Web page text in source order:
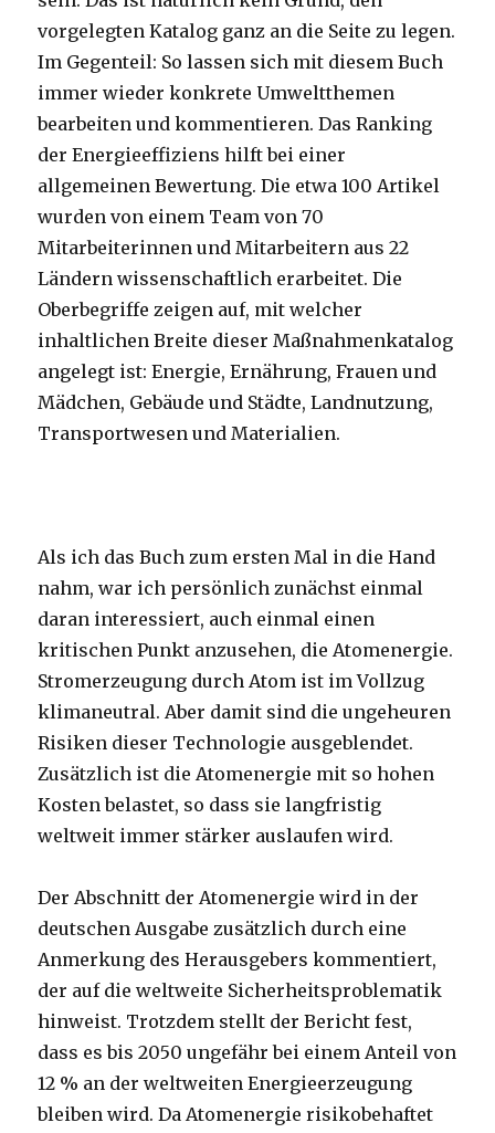
vorgelegten Katalog ganz an die Seite zu legen.
Im Gegenteil: So lassen sich mit diesem Buch
immer wieder konkrete Umweltthemen
bearbeiten und kommentieren. Das Ranking
der Energieeffiziens hilft bei einer
allgemeinen Bewertung. Die etwa 100 Artikel
wurden von einem Team von 70
Mitarbeiterinnen und Mitarbeitern aus 22
Ländern wissenschaftlich erarbeitet. Die
Oberbegriffe zeigen auf, mit welcher
inhaltlichen Breite dieser Maßnahmenkatalog
angelegt ist: Energie, Ernährung, Frauen und
Mädchen, Gebäude und Städte, Landnutzung,
Transportwesen und Materialien.
Als ich das Buch zum ersten Mal in die Hand
nahm, war ich persönlich zunächst einmal
daran interessiert, auch einmal einen
kritischen Punkt anzusehen, die Atomenergie.
Stromerzeugung durch Atom ist im Vollzug
klimaneutral. Aber damit sind die ungeheuren
Risiken dieser Technologie ausgeblendet.
Zusätzlich ist die Atomenergie mit so hohen
Kosten belastet, so dass sie langfristig
weltweit immer stärker auslaufen wird.
Der Abschnitt der Atomenergie wird in der
deutschen Ausgabe zusätzlich durch eine
Anmerkung des Herausgebers kommentiert,
der auf die weltweite Sicherheitsproblematik
hinweist. Trotzdem stellt der Bericht fest,
dass es bis 2050 ungefähr bei einem Anteil von
12 % an der weltweiten Energieerzeugung
bleiben wird. Da Atomenergie risikobehaftet